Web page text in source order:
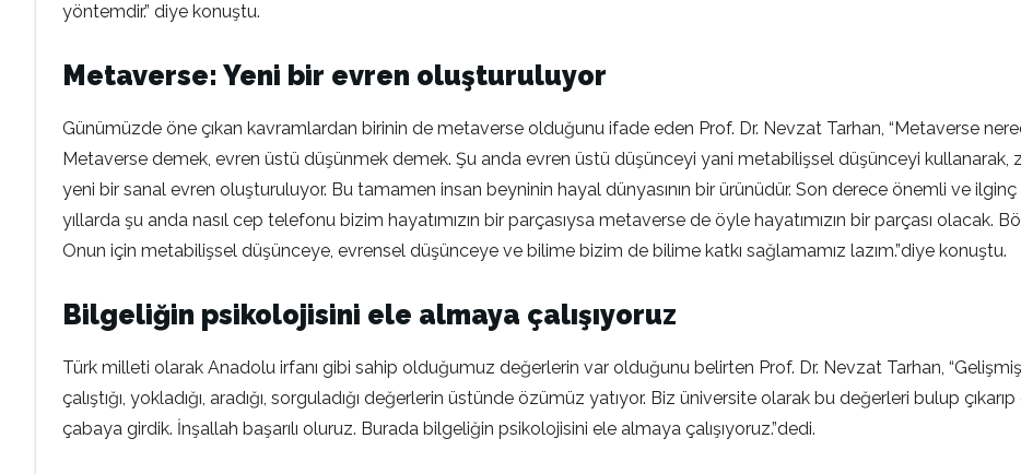
yöntemdir.” diye konuştu.
Metaverse: Yeni bir evren oluşturuluyor
Günümüzde öne çıkan kavramlardan birinin de metaverse olduğunu ifade eden Prof. Dr. Nevzat Tarhan, “Metaverse
Metaverse demek, evren üstü düşünmek demek. Şu anda evren üstü düşünceyi yani metabilişsel düşünceyi
yeni bir sanal evren oluşturuluyor. Bu tamamen insan beyninin hayal dünyasının bir ürünüdür. Son derece önemli ve
yıllarda şu anda nasıl cep telefonu bizim hayatımızın bir parçasıysa metaverse de öyle hayatımızın bir parçası olacak.
Onun için metabilişsel düşünceye, evrensel düşünceye ve bilime bizim de bilime katkı sağlamamız lazım.”diye konuştu.
Bilgeliğin psikolojisini ele almaya çalışıyoruz
Türk milleti olarak Anadolu irfanı gibi sahip olduğumuz değerlerin var olduğunu belirten Prof. Dr. Nevzat Tarhan,
çalıştığı, yokladığı, aradığı, sorguladığı değerlerin üstünde özümüz yatıyor. Biz üniversite olarak bu değerleri bulup
çabaya girdik. İnşallah başarılı oluruz. Burada bilgeliğin psikolojisini ele almaya çalışıyoruz.”dedi.